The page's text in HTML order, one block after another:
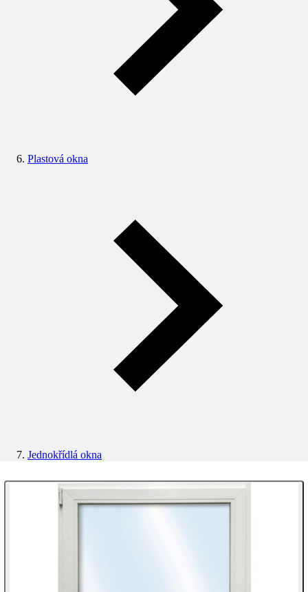
Plastová okna
Jednokřídlá okna